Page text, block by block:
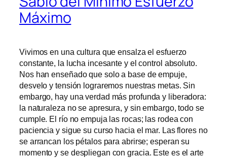
Máximo
Vivimos en una cultura que ensalza el esfuerzo
constante, la lucha incesante y el control absoluto.
Nos han enseñado que solo a base de empuje,
desvelo y tensión lograremos nuestras metas. Sin
embargo, hay una verdad más profunda y liberadora:
la naturaleza no se apresura, y sin embargo, todo se
cumple. El río no empuja las rocas; las rodea con
paciencia y sigue su curso hacia el mar. Las flores no
se arrancan los pétalos para abrirse; esperan su
momento y se despliegan con gracia. Este es el arte